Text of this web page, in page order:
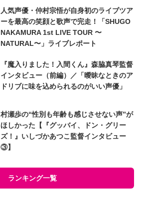
人気声優・仲村宗悟が自身初のライブツア
ーを最高の笑顔と歌声で完走！「SHUGO
NAKAMURA 1st LIVE TOUR 〜
NATURAL〜」ライブレポート
『魔入りました！入間くん』森脇真琴監督
インタビュー（前編）／「曖昧なときのア
ドリブに味を込められるのがいい声優」
村瀬歩の“性別も年齢も感じさせない声”が
ほしかった【『グッバイ、ドン・グリー
ズ！』いしづかあつこ監督インタビュー
③】
ランキング一覧